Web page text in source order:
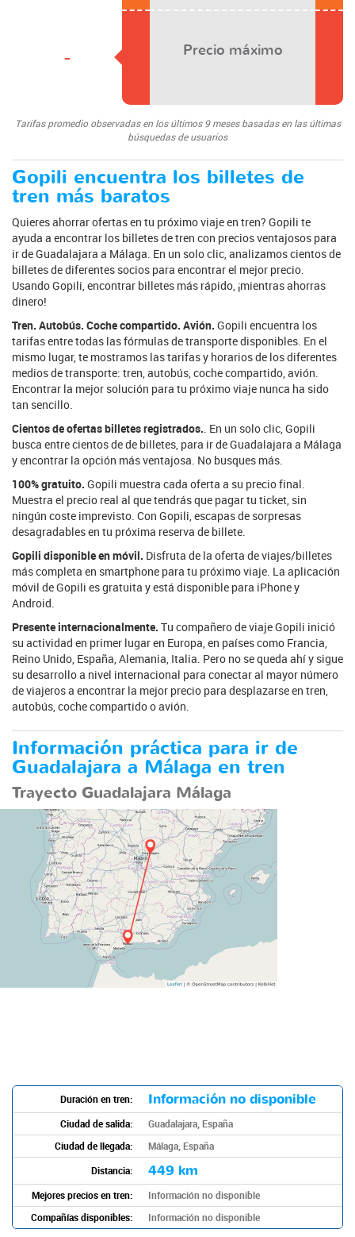
- Precio máximo
Tarifas promedio observadas en los últimos 9 meses basadas en las últimas
búsquedas de usuarios
Gopili encuentra los billetes de
tren más baratos
Quieres ahorrar ofertas en tu próximo viaje en tren? Gopili te
ayuda a encontrar los billetes de tren con precios ventajosos para
ir de Guadalajara a Málaga. En un solo clic, analizamos cientos de
billetes de diferentes socios para encontrar el mejor precio.
Usando Gopili, encontrar billetes más rápido, ¡mientras ahorras
dinero!
Tren. Autobús. Coche compartido. Avión. Gopili encuentra los
tarifas entre todas las fórmulas de transporte disponibles. En el
mismo lugar, te mostramos las tarifas y horarios de los diferentes
medios de transporte: tren, autobús, coche compartido, avión.
Encontrar la mejor solución para tu próximo viaje nunca ha sido
tan sencillo.
Cientos de ofertas billetes registrados. . En un solo clic, Gopili
busca entre cientos de de billetes, para ir de Guadalajara a Málaga
y encontrar la opción más ventajosa. No busques más.
100% gratuito. Gopili muestra cada oferta a su precio final.
Muestra el precio real al que tendrás que pagar tu ticket, sin
ningún coste imprevisto. Con Gopili, escapas de sorpresas
desagradables en tu próxima reserva de billete.
Gopili disponible en móvil. Disfruta de la oferta de viajes/billetes
más completa en smartphone para tu próximo viaje. La aplicación
móvil de Gopili es gratuita y está disponible para iPhone y
Android.
Presente internacionalmente. Tu compañero de viaje Gopili inició
su actividad en primer lugar en Europa, en países como Francia,
Reino Unido, España, Alemania, Italia. Pero no se queda ahí y sigue
su desarrollo a nivel internacional para conectar al mayor número
de viajeros a encontrar la mejor precio para desplazarse en tren,
autobús, coche compartido o avión.
Información práctica para ir de
Guadalajara a Málaga en tren
Trayecto Guadalajara Málaga
Duración en tren: Información no disponible
Ciudad de salida:
Guadalajara, España
Ciudad de llegada:
Málaga, España
Distancia:
449 km
Mejores precios en tren:
Información no disponible
Compañías disponibles:
Información no disponible